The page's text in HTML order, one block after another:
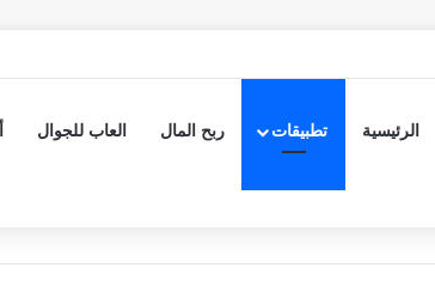
الرئيسية تطبيقات ربح المال العاب للجوال